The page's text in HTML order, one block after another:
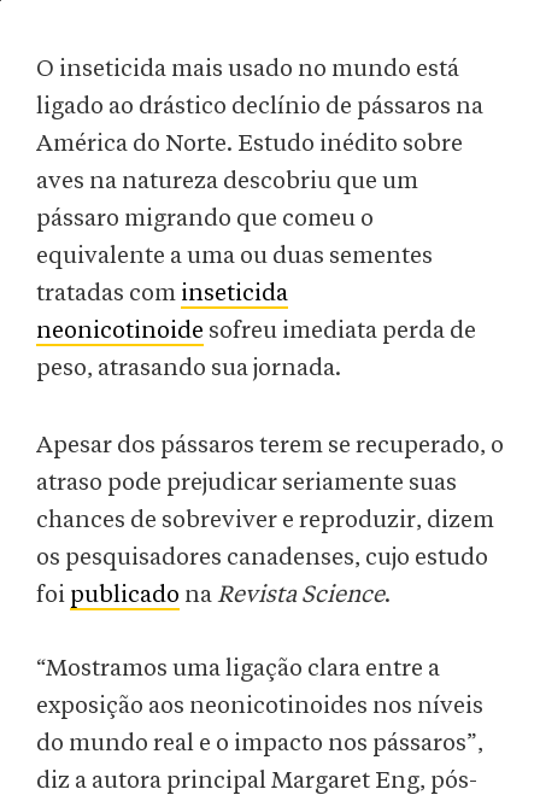
O inseticida mais usado no mundo está
ligado ao drástico declínio de pássaros na
América do Norte. Estudo inédito sobre
aves na natureza descobriu que um
pássaro migrando que comeu o
equivalente a uma ou duas sementes
tratadas com inseticida
neonicotinoide sofreu imediata perda de
peso, atrasando sua jornada.
Apesar dos pássaros terem se recuperado, o
atraso pode prejudicar seriamente suas
chances de sobreviver e reproduzir, dizem
os pesquisadores canadenses, cujo estudo
foi publicado naRevista Science.
“Mostramos uma ligação clara entre a
exposição aos neonicotinoides nos níveis
do mundo real e o impacto nos pássaros”,
diz a autora principal Margaret Eng, pós-